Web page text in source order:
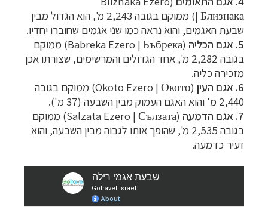
| Близнака) ממוקם בגובה 2,243 מ', הוא הגדול מבין
שבעת האגמים, והוא נראה כמו שני אגמים שחוברו יחדיו.
5. אגם הכליה
(Babreka Ezero | Бъбрека) ממוקם
בגובה
מ', אחד הגדולים והמרשימים, שצורתו אכן
מזכירה כליה.
6. אגם העין
(Okoto Ezero | Окото) ממוקם בגובה
2,440 מ' והוא האגם העמוק מבין השבעה (37 מ').
7. אגם הדמעה
(Salzata Ezero | Сълзата) ממוקם
בגובה
2,535 מ', שהופך אותו לגבוה מבין השבעה, והוא
זעיר כדמעה.